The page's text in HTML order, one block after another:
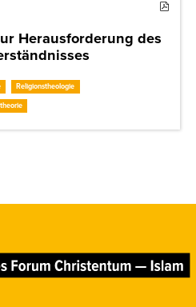
Herausforderung des
Religionstheologie